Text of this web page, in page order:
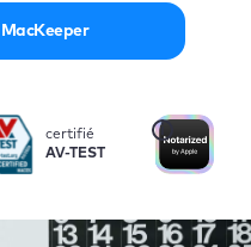
i
certifié
AV-TEST